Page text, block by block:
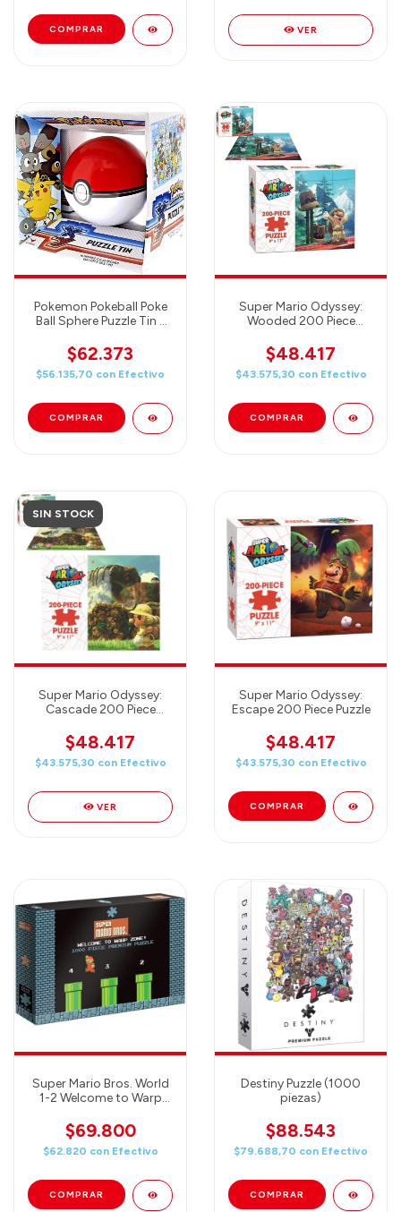
VER
Pokemon Pokeball Poke
Ball Sphere Puzzle Tin -
Rompecabezas
$62.373
$56.135,70 con Efectivo
Super Mario Odyssey:
Wooded 200 Piece
$48.417
$43.575,30 con Efectivo
SIN STOCK
Super Mario Odyssey:
Cascade 200 Piece
$48.417
$43.575,30 con Efectivo
VER
Super Mario Odyssey:
Escape 200 Piece Puzzle
$48.417
$43.575,30 con Efectivo
Super Mario Bros. World
1-2 Welcome to Warp
$69.800
$62.820 con Efectivo
Destiny Puzzle (1000
piezas)
$88.543
$79.688,70 con Efectivo